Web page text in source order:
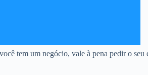
tem um negócio, vale à pena pedir o seu